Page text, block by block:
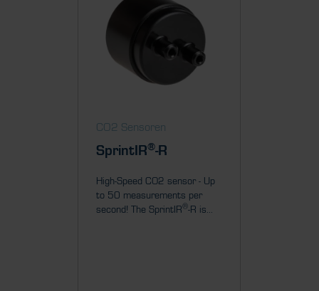
CO2 Sensoren
SprintIR®-R
High-Speed CO2 sensor - Up
to 50 measurements per
second! The SprintIR®-R is...